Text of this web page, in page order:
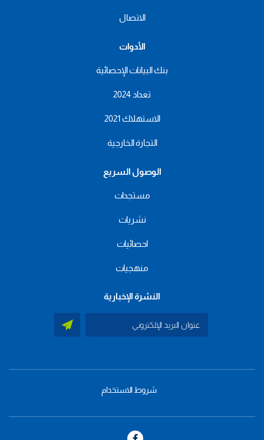
الاتصال
الأدوات
بنك البيانات الإحصائية
تعداد 2024
الاستهلاك 2021
التجارة الخارجية
الوصول السريع
مستجدات
نشريات
احصائيات
منهجيات
النشرة الإخبارية
footer
شروط الاستخدام